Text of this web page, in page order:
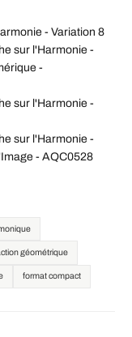
- Variation 8
sur l'Harmonie -
-
sur l'Harmonie -
sur l'Harmonie -
- AQC0528
géométrique
format compact